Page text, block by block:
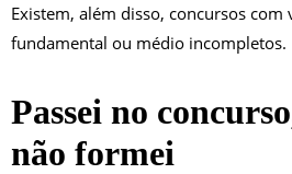
Existem, além disso, concursos com
fundamental ou médio incompletos.
Passei no
não formei